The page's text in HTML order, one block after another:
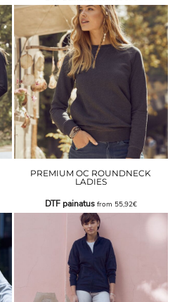
PREMIUM OC ROUNDNECK
LADIES
DTF painatusfrom 55,92€